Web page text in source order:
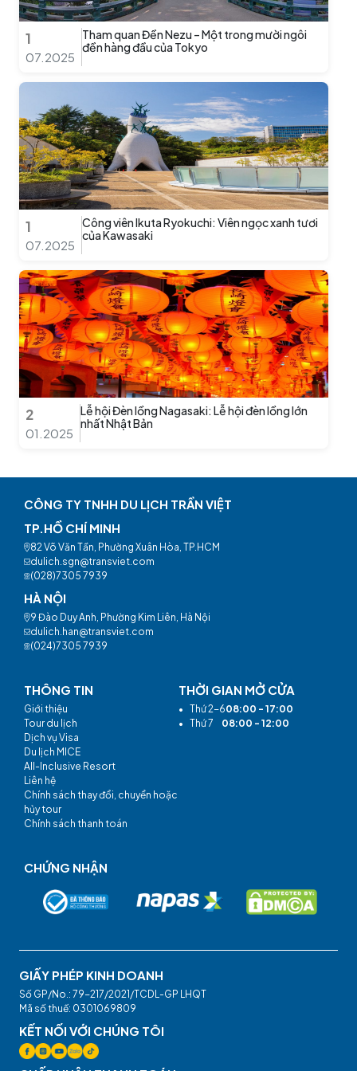
1
07.2025
Tham quan Đền Nezu – Một trong mười ngôi
đền hàng đầu của Tokyo
1
07.2025
Công viên Ikuta Ryokuchi: Viên ngọc xanh tươi
của Kawasaki
2
01.2025
Lễ hội Đèn lồng Nagasaki: Lễ hội đèn lồng lớn
nhất Nhật Bản
CÔNG TY TNHH DU LỊCH TRẦN VIỆT
TP.HỒ CHÍ MINH
82 Võ Văn Tần, Phường Xuân Hòa, TP.HCM
dulich.sgn@transviet.com
(028)7305 7939
HÀ NỘI
9 Đào Duy Anh, Phường Kim Liên, Hà Nội
dulich.han@transviet.com
(024)7305 7939
THÔNG TIN
Giới thiệu
Tour du lịch
Dịch vụ Visa
Du lịch MICE
All-Inclusive Resort
Liên hệ
Chính sách thay đổi, chuyển hoặc
hủy tour
Chính sách thanh toán
THỜI GIAN MỞ CỬA
• Thứ 2-608:00 - 17:00
• Thứ 7 08:00 - 12:00
CHỨNG NHẬN
GIẤY PHÉP KINH DOANH
Số GP/No.: 79-217/2021/TCDL-GP LHQT
Mã số thuế: 0301069809
KẾT NỐI VỚI CHÚNG TÔI